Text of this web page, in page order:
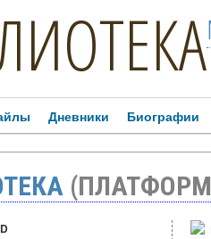
Дневники Биографии